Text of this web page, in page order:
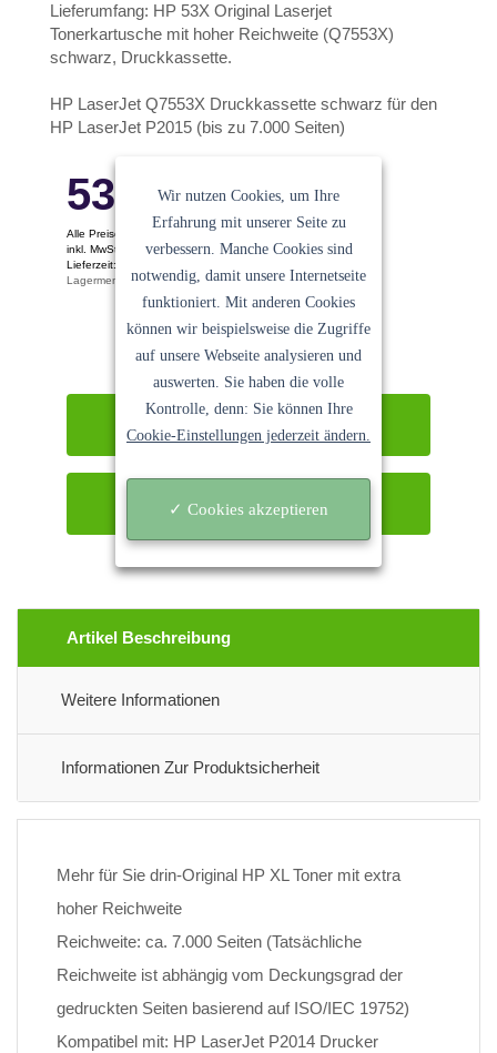
Lieferumfang: HP 53X Original Laserjet
Tonerkartusche mit hoher Reichweite (Q7553X)
schwarz, Druckkassette.
HP LaserJet Q7553X Druckkassette schwarz für den
HP LaserJet P2015 (bis zu 7.000 Seiten)
53.59€
Alle Preise pro Stück
inkl. MwSt. Keine Versandkosten
Lieferzeit: 1-2 Tage
Lagermenge: 5 Stk.
In den Warenkorb
Sofort kaufen
Artikel Beschreibung
Weitere Informationen
Informationen Zur Produktsicherheit
Mehr für Sie drin-Original HP XL Toner mit extra
hoher Reichweite
Reichweite: ca. 7.000 Seiten (Tatsächliche
Reichweite ist abhängig vom Deckungsgrad der
gedruckten Seiten basierend auf ISO/IEC 19752)
Kompatibel mit: HP LaserJet P2014 Drucker
Wir nutzen Cookies, um Ihre
Erfahrung mit unserer Seite zu
verbessern. Manche Cookies sind
notwendig, damit unsere Internetseite
funktioniert. Mit anderen Cookies
können wir beispielsweise die Zugriffe
auf unsere Webseite analysieren und
auswerten. Sie haben die volle
Kontrolle, denn: Sie können Ihre
Cookie-Einstellungen jederzeit ändern.
✓ Cookies akzeptieren